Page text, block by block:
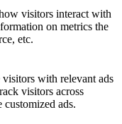
visitors interact with
on metrics the
etc.
with relevant ads
visitors across
ads.